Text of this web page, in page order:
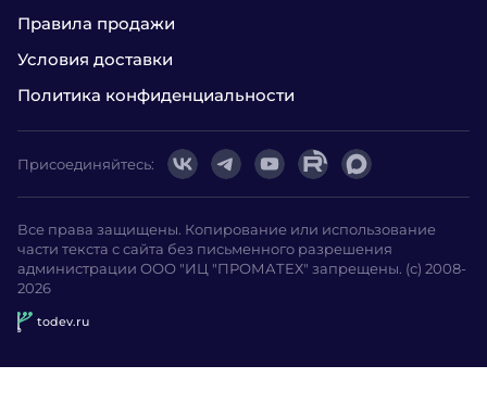
Правила продажи
Условия доставки
Политика конфиденциальности
Все права защищены. Копирование или использование
части текста с сайта без письменного разрешения
администрации ООО "ИЦ "ПРОМАТЕХ" запрещены. (с) 2008-
2026
Присоединяйтесь:
todev.ru